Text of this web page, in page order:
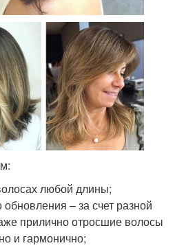
любой длины;
обновления – за счет разной
прилично отросшие волосы
и гармонично;